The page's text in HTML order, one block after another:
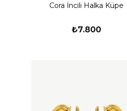
Cora İncili Halka Küpe
₺7.800